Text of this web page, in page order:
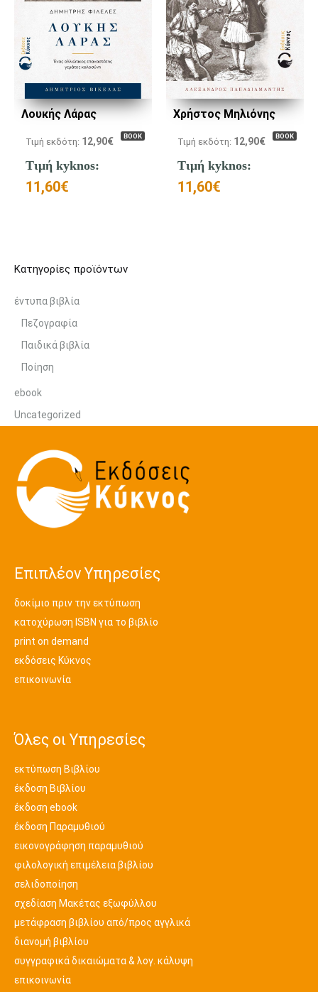
Λουκής Λάρας
BOOK
Τιμή εκδότη: 12,90€
Τιμή kyknos:
11,60€
Χρήστος Μηλιόνης
BOOK
Τιμή εκδότη: 12,90€
Τιμή kyknos:
11,60€
Κατηγορίες προϊόντων
έντυπα βιβλία
Πεζογραφία
Παιδικά βιβλία
Ποίηση
ebook
Uncategorized
Επιπλέον Υπηρεσίες
δοκίμιο πριν την εκτύπωση
κατοχύρωση ISBN για το βιβλίο
print on demand
εκδόσεις Κύκνος
επικοινωνία
Όλες οι Υπηρεσίες
εκτύπωση Βιβλίου
έκδοση Βιβλίου
έκδοση ebook
έκδοση Παραμυθιού
εικονογράφηση παραμυθιού
φιλολογική επιμέλεια βιβλίου
σελιδοποίηση
σχεδίαση Μακέτας εξωφύλλου
μετάφραση βιβλίου από/προς αγγλικά
διανομή βιβλίου
συγγραφικά δικαιώματα & λογ. κάλυψη
επικοινωνία